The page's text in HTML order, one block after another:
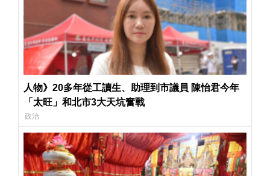
人物》20多年從工讀生、助理到市議員 陳怡君今年
「太旺」和北市3大天坑奮戰
政治